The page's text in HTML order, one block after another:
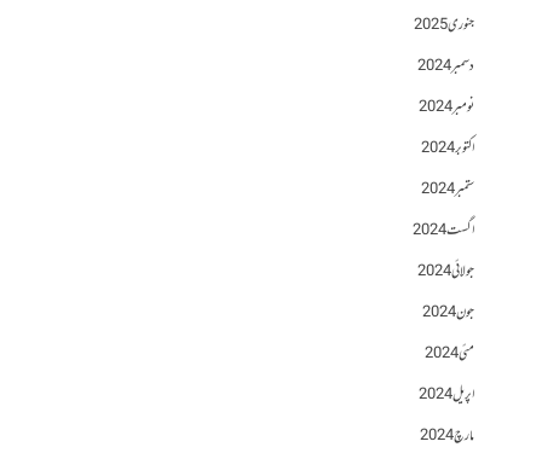
جنوری 2025
دسمبر 2024
نومبر 2024
اکتوبر 2024
ستمبر 2024
اگست 2024
جولائی 2024
جون 2024
مئی 2024
اپریل 2024
مارچ 2024